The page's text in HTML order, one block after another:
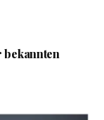
bekannten